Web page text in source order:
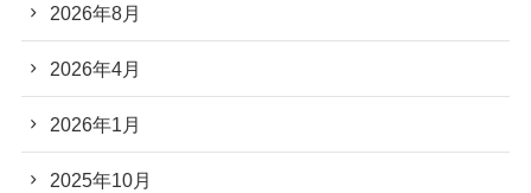
2026年8月
2026年4月
2026年1月
2025年10月